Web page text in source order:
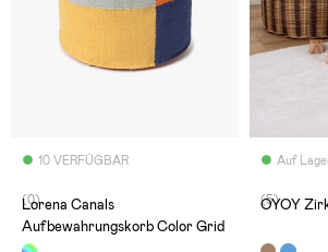
10 VERFÜGBAR
(0)
Lorena Canals
Aufbewahrungskorb Color Grid
Auf
(5)
OYOY